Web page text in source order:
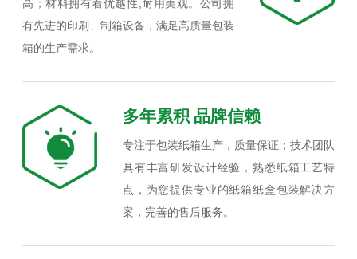
高；材料拥有着优越性,耐用美观。公司拥
有先进的印刷、制箱设备，满足高质量包装
箱的生产需求。
多年累积 品牌信赖
专注于包装纸箱生产，质量保证；技术团队
具有丰富研发设计经验，熟悉纸箱工艺特
点，为您提供专业的纸箱纸盒包装解决方
案，完善的售后服务。